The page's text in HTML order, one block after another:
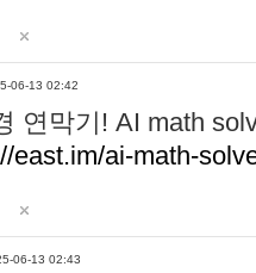
06-13 02:42
연막기! AI math
east.im/ai-math-
06-13 02:43